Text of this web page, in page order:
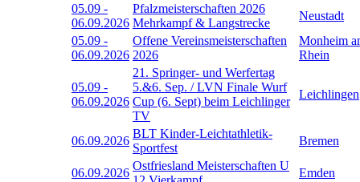
05.09 -
06.09.2026
Pfalzmeisterschaften 2026
Mehrkampf & Langstrecke
Neustadt
05.09 -
06.09.2026
Offene Vereinsmeisterschaften
2026
Monheim
Rhein
05.09 -
06.09.2026
21. Springer- und Werfertag
5.&6. Sep. / LVN Finale Wurf
Cup (6. Sept) beim Leichlinger
TV
Leichlingen
06.09.2026
BLT Kinder-Leichtathletik-
Sportfest
Bremen
06.09.2026
Ostfriesland Meisterschaften U
Emden